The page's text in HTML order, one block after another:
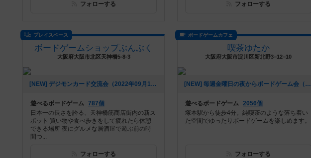
フォローする フォローする
プレイスペース
ボードゲームショップぶんぶく
大阪府大阪市北区天神橋5-8-3
[NEW] デジモンカード交流会（2022年09月16日 18時17分）
遊べるボードゲーム 787個
日本一の長さを誇る、天神橋筋商店街内の新ス
ポット 買い物や食べ歩きをして疲れたら休憩
できる場所 夜にグルメな居酒屋で遊ぶ前の時
間つ...
フォローする
ボードゲームカフェ
喫茶ゆたか
大阪府大阪市淀川区新北野3−12−10
[NEW] 毎週金曜日の夜からボードゲーム会（2022年06月12日 10時55分）
遊べるボードゲーム 2056個
塚本駅から徒歩4分。純喫茶のような落ち着い
た空間でゆったりボードゲームを楽しめます。
フォローする